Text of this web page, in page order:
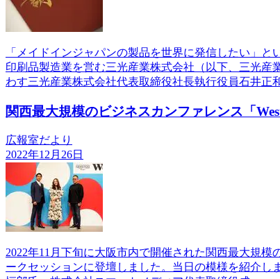
「メイドインジャパンの製品を世界に発信したい」
印刷品製造業を営む三光産業株式会社（以下、三光
わす三光産業株式会社代表取締役社長執行役員石井正
関西最大規模のビジネスカンファレンス「
広報室だより
2022年12月26日
2022年11月下旬に大阪市内で開催された関西最大規
ークセッションに登壇しました。当日の模様を紹介